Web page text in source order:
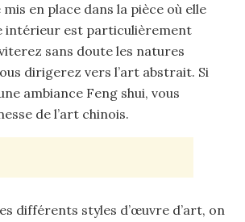
mis en place dans la pièce où elle
intérieur est particulièrement
sans doute les natures
dirigerez vers l’art abstrait. Si
ambiance Feng shui, vous
de l’art chinois.
différents styles d’œuvre d’art, on